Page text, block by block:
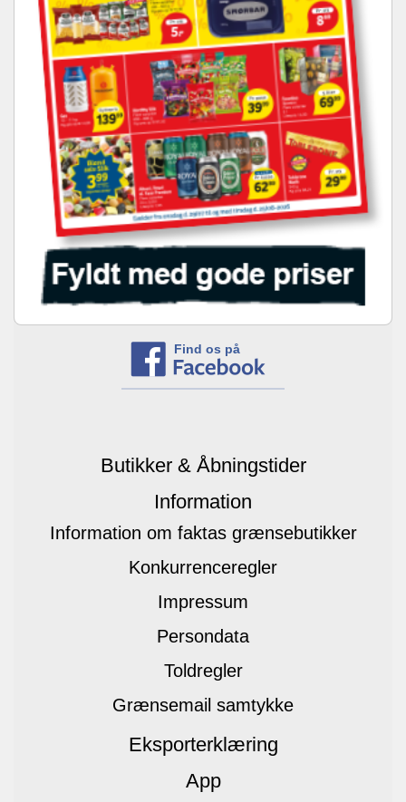
Find os på
Butikker & Åbningstider
Information
Information om faktas grænsebutikker
Konkurrenceregler
Impressum
Persondata
Toldregler
Grænsemail samtykke
Eksporterklæring
App